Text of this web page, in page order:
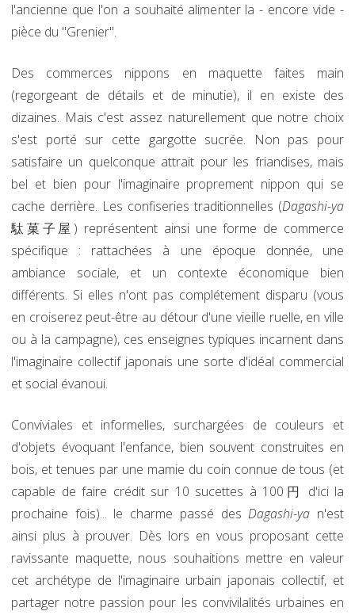
l'ancienne que l'on a souhaité alimenter la - encore vide -
pièce du "Grenier".
Des commerces nippons en maquette faites main
(regorgeant de détails et de minutie), il en existe des
dizaines. Mais c'est assez naturellement que notre choix
s'est porté sur cette gargotte sucrée. Non pas pour
satisfaire un quelconque attrait pour les friandises, mais
bel et bien pour l'imaginaire proprement nippon qui se
cache derrière. Les confiseries traditionnelles (Dagashi-ya
駄菓子屋) représentent ainsi une forme de commerce
spécifique : rattachées à une époque donnée, une
ambiance sociale, et un contexte économique bien
différents. Si elles n'ont pas complétement disparu (vous
en croiserez peut-être au détour d'une vieille ruelle, en ville
ou à la campagne), ces enseignes typiques incarnent dans
l'imaginaire collectif japonais une sorte d'idéal commercial
et social évanoui.
Conviviales et informelles, surchargées de couleurs et
d'objets évoquant l'enfance, bien souvent construites en
bois, et tenues par une mamie du coin connue de tous (et
capable de faire crédit sur 10 sucettes à 100円 d'ici la
prochaine fois)... le charme passé desDagashi-ya n'est
ainsi plus à prouver. Dès lors en vous proposant cette
ravissante maquette, nous souhaitions mettre en valeur
cet archétype de l'imaginaire urbain japonais collectif, et
partager notre passion pour les convivilalités urbaines en